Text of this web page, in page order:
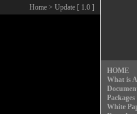
Home > Update [ 1.0 ]
HOME
What is
White